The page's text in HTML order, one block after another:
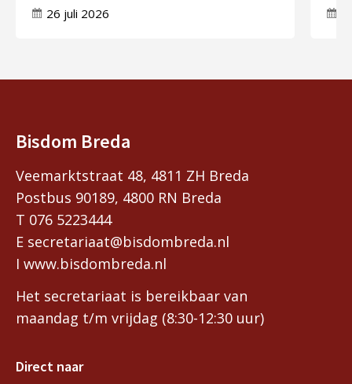
26 juli 2026
Bisdom Breda
Veemarktstraat 48, 4811 ZH Breda
Postbus 90189, 4800 RN Breda
T 076 5223444
E secretariaat@bisdombreda.nl
I www.bisdombreda.nl
Het secretariaat is bereikbaar van
maandag t/m vrijdag (8:30-12:30 uur)
Direct naar